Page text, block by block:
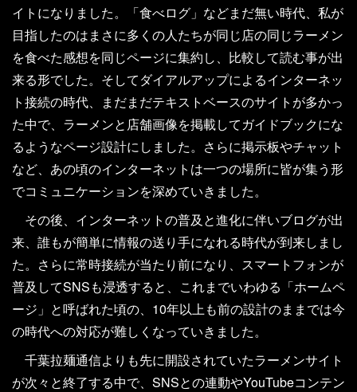
イトになりました。「食べログ」などまだ無い時代、私が
目指したのはまさに多くの人たちが同じ店の同じラーメン
を食べた感想を同じページに集約し、比較して読む事が出
来る形でした。そしてダイアルアップによるインターネッ
ト接続の時代、まだまだテキストベースのサイトが多かっ
た中で、ラーメンと店舗画像を掲載してガイドブックにな
るようなページ設計にしました。さらに掲示板やチャット
など、あの頃のインターネットは一つの場所に皆が集う形
でコミュニケーションを深めていきました。
その後、インターネットの普及と進化に伴いブログが出
来、誰もが簡単に情報の送り手になれる時代が到来しまし
た。さらに常時接続が当たり前になり、スマートフォンが
普及してSNSも浸透すると、これまでいわゆる「ホームペ
ージ」と呼ばれた頃の、10年以上も前の設計のままでは今
の時代への対応が難しくなっていきました。
千葉拉麺通信よりも先に開設されていたラーメンサイト
が次々と終了する中で、SNSとの連動やYouTubeコンテン